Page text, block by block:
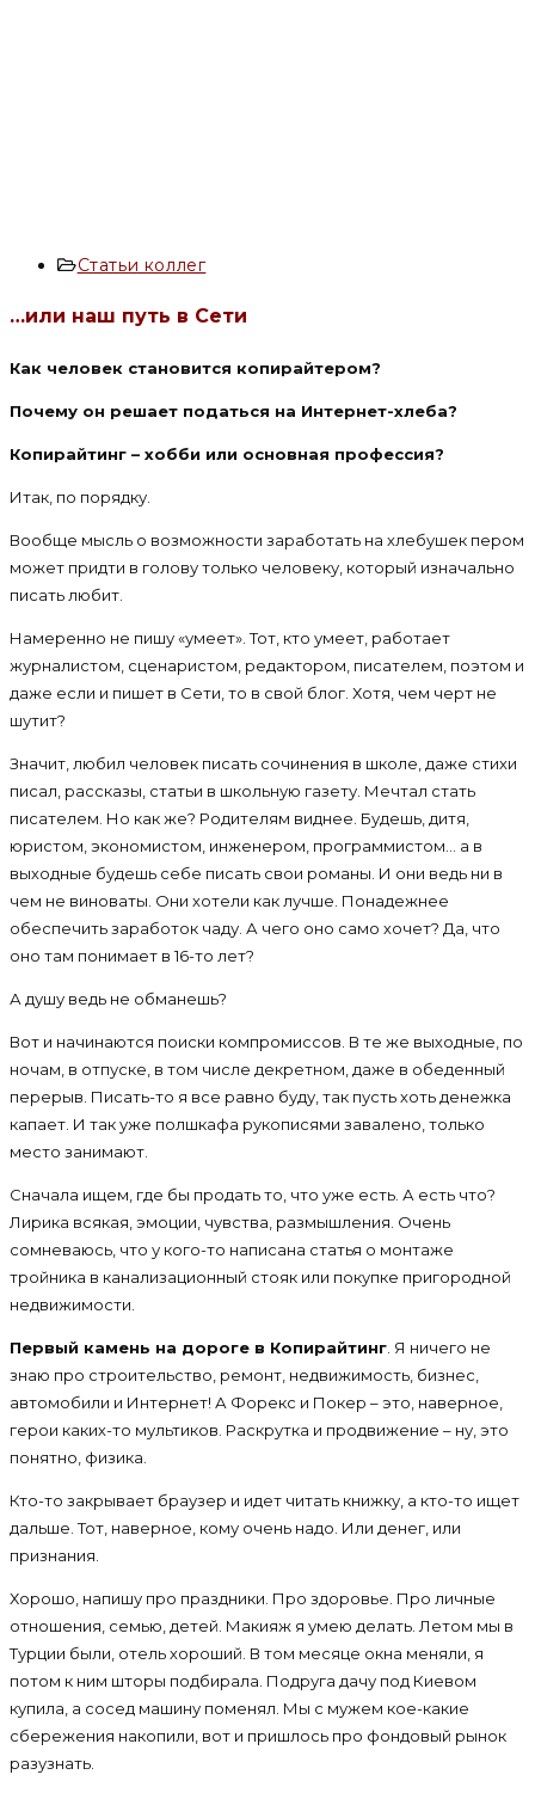
Рубрика
Статьи коллег
…или наш путь в Сети
Как человек становится копирайтером?
Почему он решает податься на Интернет-хлеба?
Копирайтинг – хобби или основная профессия?
Итак, по порядку.
Вообще мысль о возможности заработать на хлебушек пером
может придти в голову только человеку, который изначально
писать любит.
Намеренно не пишу «умеет». Тот, кто умеет, работает
журналистом, сценаристом, редактором, писателем, поэтом и
даже если и пишет в Сети, то в свой блог. Хотя, чем черт не
шутит?
Значит, любил человек писать сочинения в школе, даже стихи
писал, рассказы, статьи в школьную газету. Мечтал стать
писателем. Но как же? Родителям виднее. Будешь, дитя,
юристом, экономистом, инженером, программистом… а в
выходные будешь себе писать свои романы. И они ведь ни в
чем не виноваты. Они хотели как лучше. Понадежнее
обеспечить заработок чаду. А чего оно само хочет? Да, что
оно там понимает в 16-то лет?
А душу ведь не обманешь?
Вот и начинаются поиски компромиссов. В те же выходные, по
ночам, в отпуске, в том числе декретном, даже в обеденный
перерыв. Писать-то я все равно буду, так пусть хоть денежка
капает. И так уже полшкафа рукописями завалено, только
место занимают.
Сначала ищем, где бы продать то, что уже есть. А есть что?
Лирика всякая, эмоции, чувства, размышления. Очень
сомневаюсь, что у кого-то написана статья о монтаже
тройника в канализационный стояк или покупке пригородной
недвижимости.
Первый камень на дороге в Копирайтинг . Я ничего не
знаю про строительство, ремонт, недвижимость, бизнес,
автомобили и Интернет! А Форекс и Покер – это, наверное,
герои каких-то мультиков. Раскрутка и продвижение – ну, это
понятно, физика.
Кто-то закрывает браузер и идет читать книжку, а кто-то ищет
дальше. Тот, наверное, кому очень надо. Или денег, или
признания.
Хорошо, напишу про праздники. Про здоровье. Про личные
отношения, семью, детей. Макияж я умею делать. Летом мы в
Турции были, отель хороший. В том месяце окна меняли, я
потом к ним шторы подбирала. Подруга дачу под Киевом
купила, а сосед машину поменял. Мы с мужем кое-какие
сбережения накопили, вот и пришлось про фондовый рынок
разузнать.